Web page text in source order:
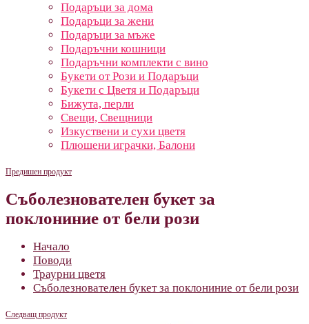
Подаръци за дома
Подаръци за жени
Подаръци за мъже
Подаръчни кошници
Подаръчни комплекти с вино
Букети от Рози и Подаръци
Букети с Цветя и Подаръци
Бижута, перли
Свещи, Свещници
Изкуствени и сухи цветя
Плюшени играчки, Балони
Предишен продукт
Съболезнователен букет за
поклониние от бели рози
Начало
Поводи
Траурни цветя
Съболезнователен букет за поклониние от бели рози
Следващ продукт